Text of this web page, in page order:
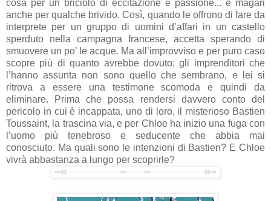
cosa per un briciolo di eccitazione e passione... e magari
anche per qualche brivido. Così, quando le offrono di fare da
interprete per un gruppo di uomini d’affari in un castello
sperduto nella campagna francese, accetta sperando di
smuovere un po’ le acque. Ma all’improvviso e per puro caso
scopre più di quanto avrebbe dovuto: gli imprenditori che
l’hanno assunta non sono quello che sembrano, e lei si
ritrova a essere una testimone scomoda e quindi da
eliminare. Prima che possa rendersi davvero conto del
pericolo in cui è incappata, uno di loro, il misterioso Bastien
Toussaint, la trascina via, e per Chloe ha inizio una fuga con
l’uomo più tenebroso e seducente che abbia mai
conosciuto. Ma quali sono le intenzioni di Bastien? E Chloe
vivrà abbastanza a lungo per scoprirle?